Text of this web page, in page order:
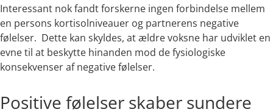
Interessant nok fandt forskerne ingen forbindelse mellem
en persons kortisolniveauer og partnerens negative
følelser. Dette kan skyldes, at ældre voksne har udviklet en
evne til at beskytte hinanden mod de fysiologiske
konsekvenser af negative følelser.
Positive følelser skaber sundere